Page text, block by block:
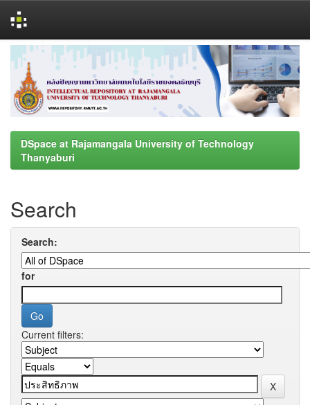
navigation
DSpace at Rajamangala University of Technology
Thanyaburi
Search
Search:
for
Current filters: